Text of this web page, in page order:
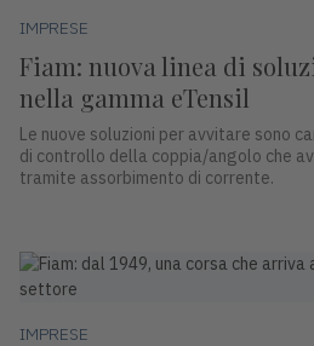
IMPRESE
Fiam: nuova linea di
nella gamma eTensil
Le nuove soluzioni per avvitare sono
di controllo della coppia/angolo che
tramite assorbimento di corrente.
IMPRESE